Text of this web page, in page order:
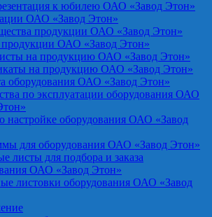
к юбилею ОАО «Завод Этон»
ОАО «Завод Этон»
продукции ОАО «Завод Этон»
продукции ОАО «Завод Этон»
на продукцию ОАО «Завод Этон»
на продукцию ОАО «Завод Этон»
оборудования ОАО «Завод Этон»
по эксплуатации оборудования ОАО
настройке оборудования ОАО «Завод
для оборудования ОАО «Завод Этон»
листы для подбора и заказа
ОАО «Завод Этон»
листовки оборудования ОАО «Завод